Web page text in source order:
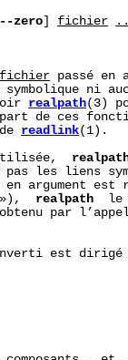
--zero] fichier
fichier passé en
ni
realpath(3)
de ces
readlink(1).
pas les liens
en argument
»),
realpath
le
par
est